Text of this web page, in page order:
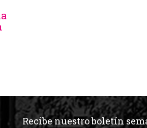
Recibe nuestro boletín